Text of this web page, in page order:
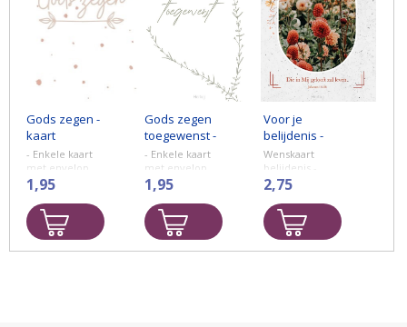
Gods zegen -
kaart
- Enkele kaart
met envelop.
Opdruk: Gods
zegen
Formaat 110 x
156 mm.
1,95
Gods zegen
toegewenst -
kaart
- Enkele kaart
met envelop.
Opdruk: Gods
zegen
toegewenst
Formaat 110 x
156 mm.
1,95
Voor je
belijdenis -
wenskaart
met
Bijbeltekst
Wenskaart
belijdenis -
Dubbele
wenskaart met
envelop
Formaat: 115 x
175 mm.
2,75